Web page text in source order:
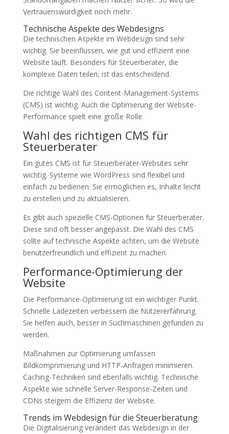
Vertrauenswürdigkeit noch mehr.
Technische Aspekte des Webdesigns
Die technischen Aspekte im Webdesign sind sehr
wichtig. Sie beeinflussen, wie gut und effizient eine
Website läuft. Besonders für Steuerberater, die
komplexe Daten teilen, ist das entscheidend.
Die richtige Wahl des Content-Management-Systems
(CMS) ist wichtig. Auch die Optimierung der Website-
Performance spielt eine große Rolle.
Wahl des richtigen CMS für
Steuerberater
Ein gutes CMS ist für Steuerberater-Websites sehr
wichtig. Systeme wie WordPress sind flexibel und
einfach zu bedienen. Sie ermöglichen es, Inhalte leicht
zu erstellen und zu aktualisieren.
Es gibt auch spezielle CMS-Optionen für Steuerberater.
Diese sind oft besser angepasst. Die Wahl des CMS
sollte auf technische Aspekte achten, um die Website
benutzerfreundlich und effizient zu machen.
Performance-Optimierung der
Website
Die Performance-Optimierung ist ein wichtiger Punkt.
Schnelle Ladezeiten verbessern die Nutzererfahrung.
Sie helfen auch, besser in Suchmaschinen gefunden zu
werden.
Maßnahmen zur Optimierung umfassen
Bildkomprimierung und HTTP-Anfragen minimieren.
Caching-Techniken sind ebenfalls wichtig. Technische
Aspekte wie schnelle Server-Response-Zeiten und
CDNs steigern die Effizienz der Website.
Trends im Webdesign für die Steuerberatung
Die Digitalisierung verändert das Webdesign in der